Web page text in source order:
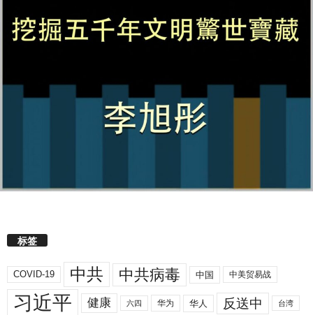
标签
COVID-19 中共 中共病毒 中国 中美贸易战
习近平 健康 六四 华为 华人 反送中 台湾